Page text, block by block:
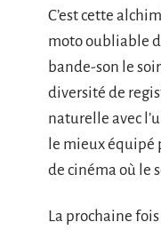
C’est cette
moto oubliable
bande-son le
diversité de
naturelle avec
le mieux équipé
de cinéma où le
La prochaine